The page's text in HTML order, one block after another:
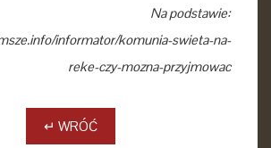
Na podstawie:
informator/komunia-swieta-na-
reke-czy-mozna-przyjmowac
↵ WRÓĆ